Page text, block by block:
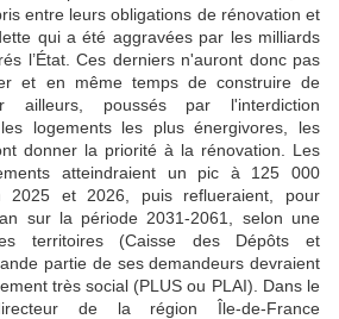
entre leurs obligations de rénovation et
qui a été aggravées par les milliards
l’État. Ces derniers n'auront donc pas
et en même temps de construire de
ailleurs, poussés par l'interdiction
logements les plus énergivores, les
donner la priorité à la rénovation. Les
atteindraient un pic à 125 000
2025 et 2026, puis reflueraient, pour
sur la période 2031-2061, selon une
territoires (Caisse des Dépôts et
partie de ses demandeurs devraient
très social (PLUS ou PLAI). Dans le
de la région Île-de-France